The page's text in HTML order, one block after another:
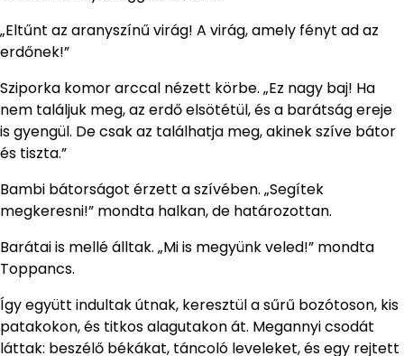
„Eltűnt az aranyszínű virág! A virág, amely fényt ad az
erdőnek!”
Sziporka komor arccal nézett körbe. „Ez nagy baj! Ha
nem találjuk meg, az erdő elsötétül, és a barátság ereje
is gyengül. De csak az találhatja meg, akinek szíve bátor
és tiszta.”
Bambi bátorságot érzett a szívében. „Segítek
megkeresni!” mondta halkan, de határozottan.
Barátai is mellé álltak. „Mi is megyünk veled!” mondta
Toppancs.
Így együtt indultak útnak, keresztül a sűrű bozótoson, kis
patakokon, és titkos alagutakon át. Megannyi csodát
láttak: beszélő békákat, táncoló leveleket, és egy rejtett